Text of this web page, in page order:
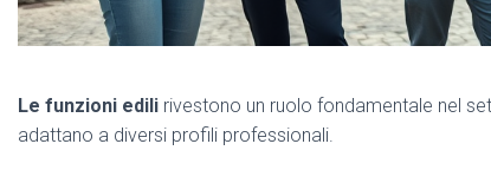
Le funzioni edili rivestono un ruolo fondamentale nel
adattano a diversi profili professionali.